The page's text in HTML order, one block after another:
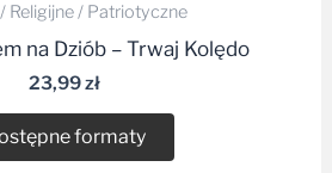
Religijne / Patriotyczne
Odtwarzacz
plików
na Dziób – Trwaj Kolędo
23,99zł
formaty